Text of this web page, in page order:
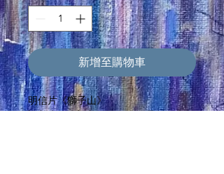
新增至購物車
明信片《獅子山》
迎着光，也迎着風勇敢也溫柔無畏也無